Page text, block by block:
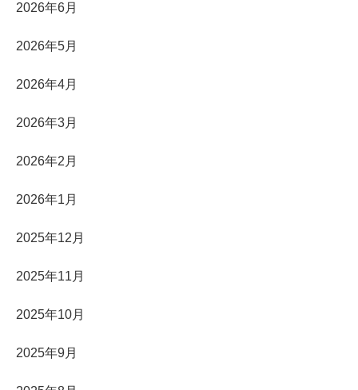
2026年6月
2026年5月
2026年4月
2026年3月
2026年2月
2026年1月
2025年12月
2025年11月
2025年10月
2025年9月